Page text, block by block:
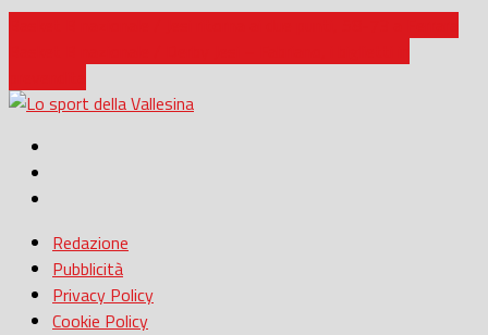
Redazione
Pubblicità
Privacy Policy
Cookie Policy